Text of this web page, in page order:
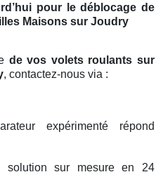
pour le déblocage de
Maisons sur Joudry
de vos volets roulants sur
, contactez-nous via :
expérimenté répond
solution sur mesure en 24